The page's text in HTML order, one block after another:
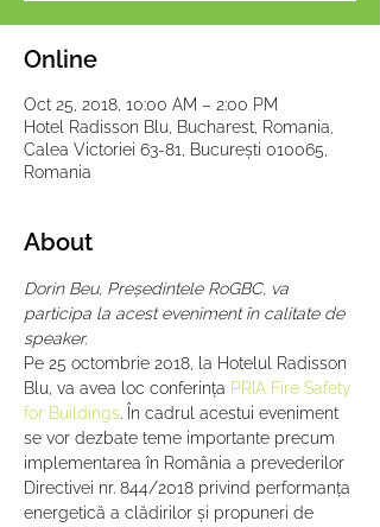
Online
Oct 25, 2018, 10:00 AM – 2:00 PM
Hotel Radisson Blu, Bucharest, Romania,
Calea Victoriei 63-81, București 010065,
Romania
About
Dorin Beu, Președintele RoGBC, va
participa la acest eveniment în calitate de
speaker.
Pe 25 octombrie 2018, la Hotelul Radisson
Blu, va avea loc conferința PRIA Fire Safety
for Buildings. În cadrul acestui eveniment
se vor dezbate teme importante precum
implementarea în România a prevederilor
Directivei nr. 844/2018 privind performanța
energetică a clădirilor și propuneri de